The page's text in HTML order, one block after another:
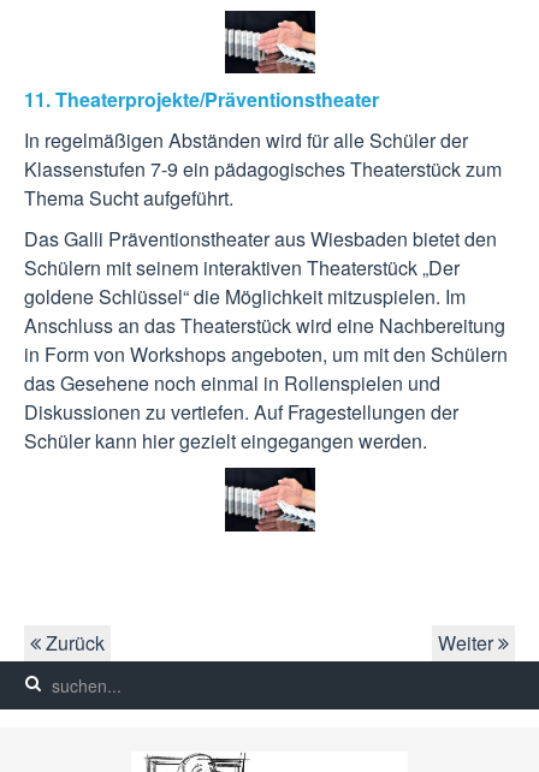
11. Theaterprojekte/Präventionstheater
In regelmäßigen Abständen wird für alle Schüler der
Klassenstufen 7-9 ein pädagogisches Theaterstück zum
Thema Sucht aufgeführt.
Das Galli Präventionstheater aus Wiesbaden bietet den
Schülern mit seinem interaktiven Theaterstück „Der
goldene Schlüssel“ die Möglichkeit mitzuspielen. Im
Anschluss an das Theaterstück wird eine Nachbereitung
in Form von Workshops angeboten, um mit den Schülern
das Gesehene noch einmal in Rollenspielen und
Diskussionen zu vertiefen. Auf Fragestellungen der
Schüler kann hier gezielt eingegangen werden.
Zurück Weiter